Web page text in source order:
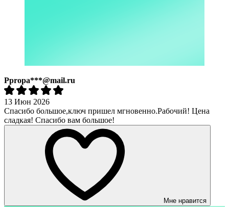
Ppropa***@mail.ru
13 Июн 2026
Спасибо большое,ключ пришел мгновенно.Рабочий! Цена
сладкая! Спасибо вам большое!
Мне нравится